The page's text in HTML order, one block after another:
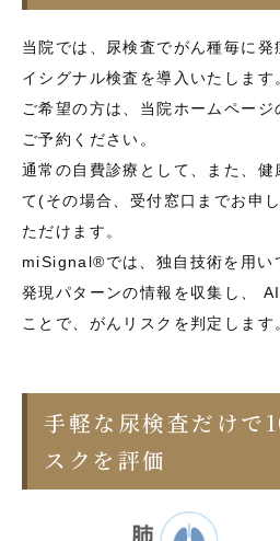
当院では、尿検査でがん種毎に
イシグナル検査を導入いたします
ご希望の方は、当院ホームペー
ご予約ください。
通常の自費診療として、また、健
て(その場合、受付窓口までお申
ただけます。
miSignal®では、独自技術を用い
発現パターンの情報を収集し、
ことで、がんリスクを判定します
手軽な尿検査だけで
スクを評価